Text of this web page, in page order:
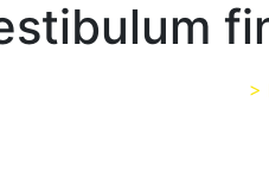
>